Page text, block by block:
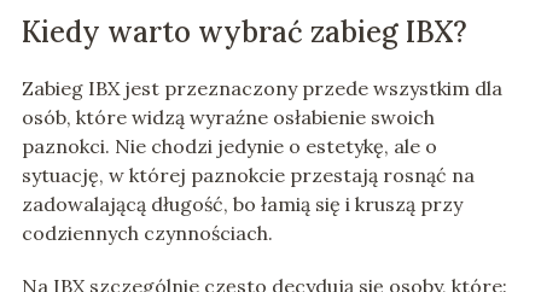
Kiedy warto wybrać zabieg IBX?
Zabieg IBX jest przeznaczony przede wszystkim dla
osób, które widzą wyraźne osłabienie swoich
paznokci. Nie chodzi jedynie o estetykę, ale o
sytuację, w której paznokcie przestają rosnąć na
zadowalającą długość, bo łamią się i kruszą przy
codziennych czynnościach.
Na IBX szczególnie często decydują się osoby, które: